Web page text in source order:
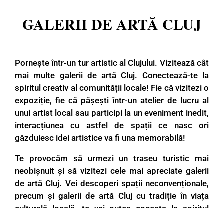
GALERII DE ARTĂ CLUJ
Pornește într-un tur artistic al Clujului. Vizitează cât
mai multe galerii de artă Cluj. Conectează-te la
spiritul creativ al comunității locale! Fie că vizitezi o
expoziție, fie că pășești într-un atelier de lucru al
unui artist local sau participi la un eveniment inedit,
interacțiunea cu astfel de spații ce nasc ori
găzduiesc idei artistice va fi una memorabilă!
Te provocăm să urmezi un traseu turistic mai
neobișnuit și să vizitezi cele mai apreciate galerii
de artă Cluj. Vei descoperi spații neconvenționale,
precum și galerii de artă Cluj cu tradiție în viața